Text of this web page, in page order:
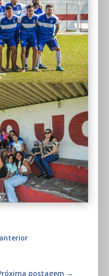
postagem →